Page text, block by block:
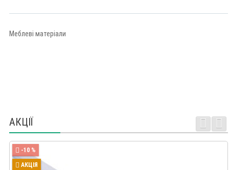
Меблеві матеріали
АКЦІЇ
-10 %
АКЦІЯ